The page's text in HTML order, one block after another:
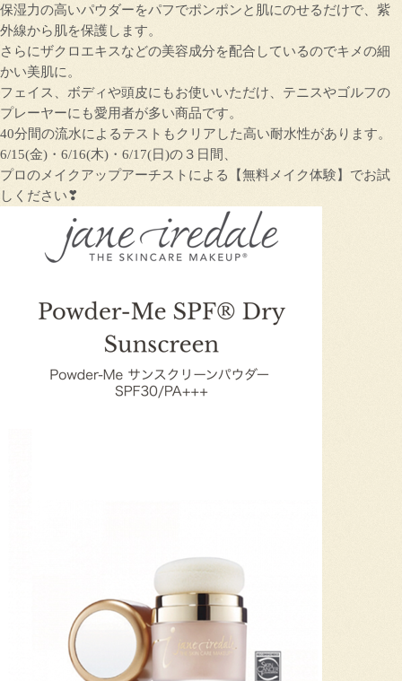
保湿力の高いパウダーをパフでポンポンと肌にのせるだけで、紫
外線から肌を保護します。
さらにザクロエキスなどの美容成分を配合しているのでキメの細
かい美肌に。
フェイス、ボディや頭皮にもお使いいただけ、テニスやゴルフの
プレーヤーにも愛用者が多い商品です。
40分間の流水によるテストもクリアした高い耐水性があります。
6/15(金)・6/16(木)・6/17(日)の３日間、
プロのメイクアップアーチストによる【無料メイク体験】でお試
しください❣